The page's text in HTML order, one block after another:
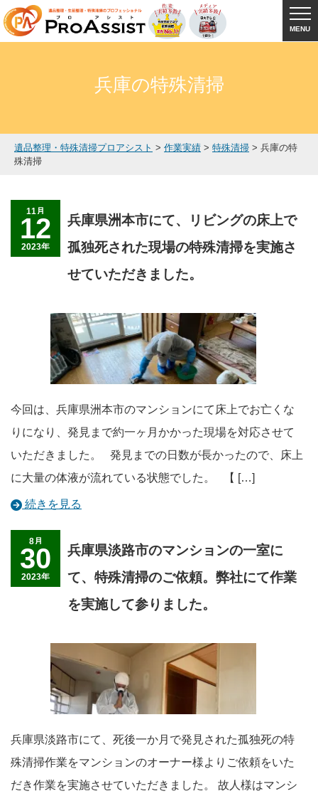
MENU
兵庫の特殊清掃
遺品整理・特殊清掃プロアシスト > 作業実績 > 特殊清掃 > 兵庫の特
殊清掃
11月
12
2023年
兵庫県洲本市にて、リビングの床上で
孤独死された現場の特殊清掃を実施さ
せていただきました。
今回は、兵庫県洲本市のマンションにて床上でお亡くな
りになり、発見まで約一ヶ月かかった現場を対応させて
いただきました。 発見までの日数が長かったので、床上
に大量の体液が流れている状態でした。 【 […]
続きを見る
8月
30
2023年
兵庫県淡路市のマンションの一室に
て、特殊清掃のご依頼。弊社にて作業
を実施して参りました。
兵庫県淡路市にて、死後一か月で発見された孤独死の特
殊清掃作業をマンションのオーナー様よりご依頼をいた
だき作業を実施させていただきました。 故人様はマンシ